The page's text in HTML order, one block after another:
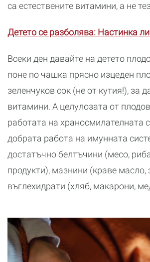
са естествените витамини, а не
Детето се разболява: Настинка
Всеки ден давайте на детето
поне по чашка прясно изцеден
зеленчуков сок (не от кутия!), за
витамини. А целулозата от
работата на храносмилателната
добрата работа на имунната
достатъчно белтъчини (месо,
продукти), мазнини (краве масло,
въглехидрати (хляб, макарони,